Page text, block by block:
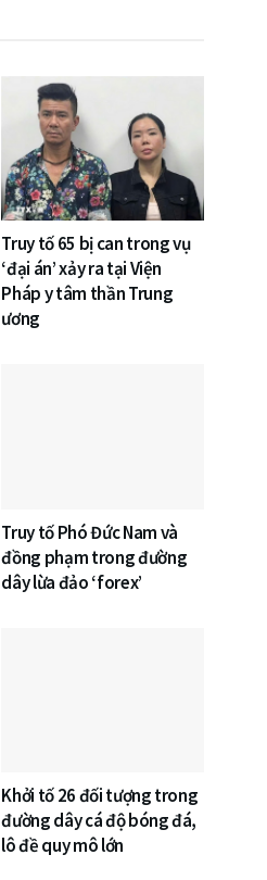
Truy tố 65 bị can trong vụ
‘đại án’ xảy ra tại Viện
Pháp y tâm thần Trung
ương
Truy tố Phó Đức Nam và
đồng phạm trong đường
dây lừa đảo ‘forex’
Khởi tố 26 đối tượng trong
đường dây cá độ bóng đá,
lô đề quy mô lớn